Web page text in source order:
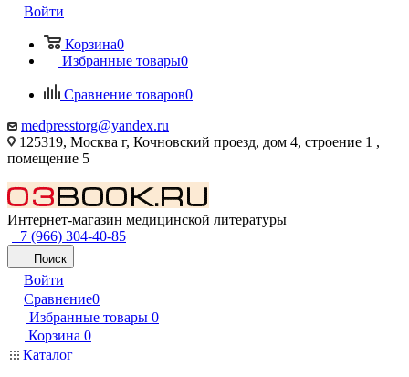
Войти
Корзина0
Избранные товары0
Сравнение товаров0
medpresstorg@yandex.ru
125319, Москва г, Кочновский проезд, дом 4, строение 1 ,
помещение 5
Интернет-магазин медицинской литературы
+7 (966) 304-40-85
Поиск
Войти
Сравнение0
Избранные товары 0
Корзина 0
Каталог